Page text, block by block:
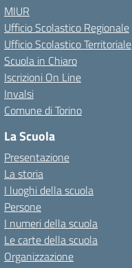
MIUR
Ufficio Scolastico Regionale
Ufficio Scolastico Territoriale
Scuola in Chiaro
Iscrizioni On Line
Invalsi
Comune di Torino
La Scuola
Presentazione
La storia
I luoghi della scuola
Persone
I numeri della scuola
Le carte della scuola
Organizzazione